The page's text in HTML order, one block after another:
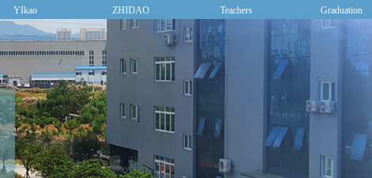
YIkao ZHIDAO Teachers Graduation